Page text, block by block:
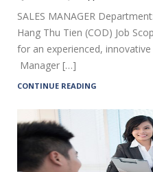
SALES MANAGER
Hang Thu Tien (COD) Job
for an experienced,
Manager […]
CONTINUE READING